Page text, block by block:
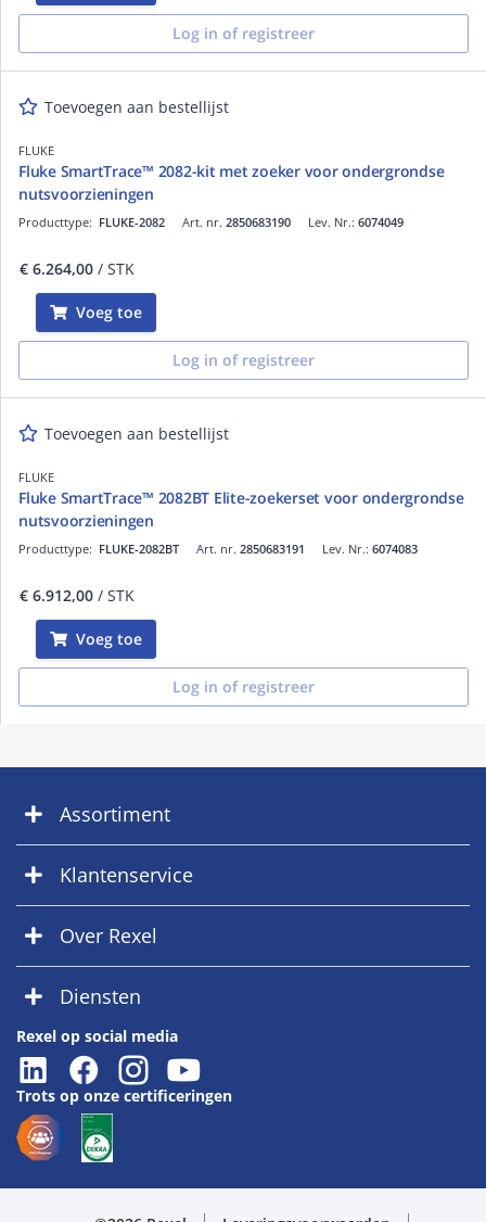
Log in of registreer
Toevoegen aan bestellijst
FLUKE
Fluke SmartTrace™ 2082-kit met zoeker voor ondergrondse
nutsvoorzieningen
Art. nr. 2850683190
Producttype: FLUKE-2082 Lev. Nr.: 6074049
€ 6.264,00 / STK
Voeg toe
Log in of registreer
Toevoegen aan bestellijst
FLUKE
Fluke SmartTrace™ 2082BT Elite-zoekerset voor ondergrondse
nutsvoorzieningen
Art. nr. 2850683191
Producttype: FLUKE-2082BT Lev. Nr.: 6074083
€ 6.912,00 / STK
Voeg toe
Log in of registreer
Assortiment
Klantenservice
Over Rexel
Diensten
Rexel op social media
Trots op onze certificeringen